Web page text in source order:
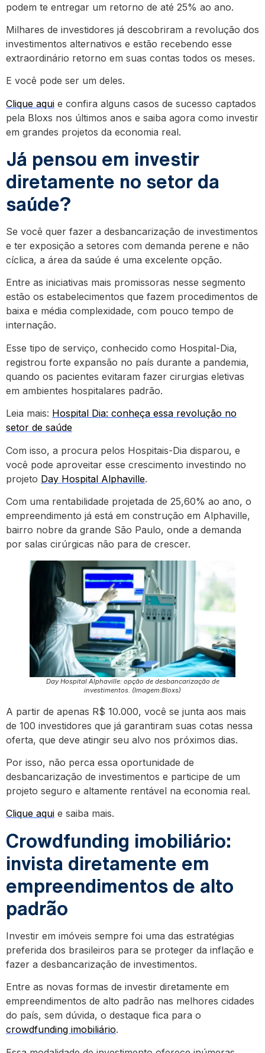
podem te entregar um retorno de até 25% ao ano.
Milhares de investidores já descobriram a revolução dos
investimentos alternativos e estão recebendo esse
extraordinário retorno em suas contas todos os meses.
E você pode ser um deles.
Clique aqui e confira alguns casos de sucesso captados
pela Bloxs nos últimos anos e saiba agora como investir
em grandes projetos da economia real.
Já pensou em investir
diretamente no setor da
saúde?
Se você quer fazer a desbancarização de investimentos
e ter exposição a setores com demanda perene e não
cíclica, a área da saúde é uma excelente opção.
Entre as iniciativas mais promissoras nesse segmento
estão os estabelecimentos que fazem procedimentos de
baixa e média complexidade, com pouco tempo de
internação.
Esse tipo de serviço, conhecido como Hospital-Dia,
registrou forte expansão no país durante a pandemia,
quando os pacientes evitaram fazer cirurgias eletivas
em ambientes hospitalares padrão.
Leia mais: Hospital Dia: conheça essa revolução no
setor de saúde
Com isso, a procura pelos Hospitais-Dia disparou, e
você pode aproveitar esse crescimento investindo no
projeto Day Hospital Alphaville.
Com uma rentabilidade projetada de 25,60% ao ano, o
empreendimento já está em construção em Alphaville,
bairro nobre da grande São Paulo, onde a demanda
por salas cirúrgicas não para de crescer.
Day Hospital Alphaville: opção de desbancarização de
investimentos. (Imagem:Bloxs)
A partir de apenas R$ 10.000, você se junta aos mais
de 100 investidores que já garantiram suas cotas nessa
oferta, que deve atingir seu alvo nos próximos dias.
Por isso, não perca essa oportunidade de
desbancarização de investimentos e participe de um
projeto seguro e altamente rentável na economia real.
Clique aqui e saiba mais.
Crowdfunding imobiliário:
invista diretamente em
empreendimentos de alto
padrão
Investir em imóveis sempre foi uma das estratégias
preferida dos brasileiros para se proteger da inflação e
fazer a desbancarização de investimentos.
Entre as novas formas de investir diretamente em
empreendimentos de alto padrão nas melhores cidades
do país, sem dúvida, o destaque fica para o
crowdfunding imobiliário.